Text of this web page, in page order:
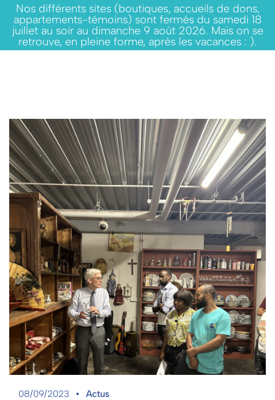
Nos différents sites (boutiques, accueils de dons,
appartements-témoins) sont fermés du samedi 18
juillet au soir au dimanche 9 août 2026. Mais on se
retrouve, en pleine forme, après les vacances : ).
08/09/2023 Actus